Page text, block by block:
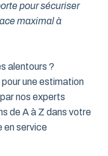
pour sécuriser
maximal à
alentours ?
une estimation
nos experts
de A à Z dans votre
en service